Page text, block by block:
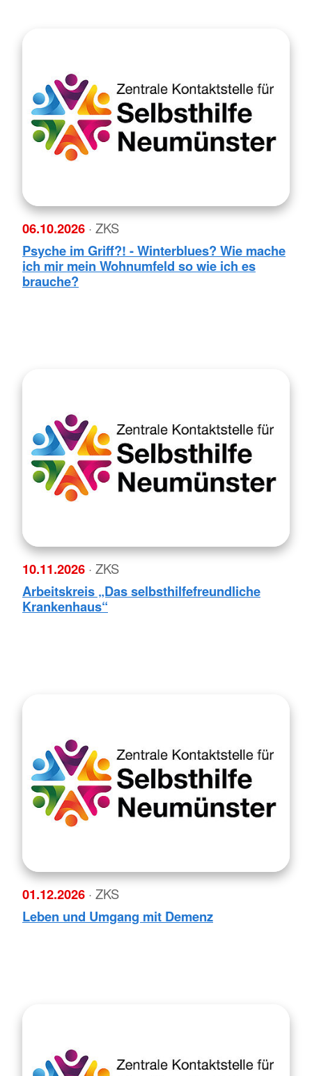
06.10.2026 · ZKS
Psyche im Griff?! - Winterblues? Wie mache
ich mir mein Wohnumfeld so wie ich es
brauche?
10.11.2026 · ZKS
Arbeitskreis „Das selbsthilfefreundliche
Krankenhaus“
01.12.2026 · ZKS
Leben und Umgang mit Demenz